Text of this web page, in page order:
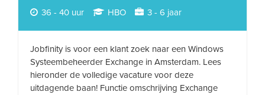
36 - 40 uur
HBO 3 - 6 jaar
Jobfinity is voor een klant zoek naar een Windows
Systeembeheerder Exchange in Amsterdam. Lees
hieronder de volledige vacature voor deze
uitdagende baan! Functie omschrijving Exchange